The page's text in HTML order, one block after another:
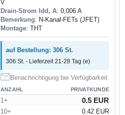
V
Drain-Strom Idd, A: 0,006 A
Bemerkung: N-Kanal-FETs (JFET)
Montage: THT
auf Bestellung: 306 St.
306 St. - Lieferzeit 21-28 Tag (e)
Benachrichtigung bei Verfügbarkeit
ANZAHL PRIVATKUNDE
1+ 0.5 EUR
10+ 0.42 EUR